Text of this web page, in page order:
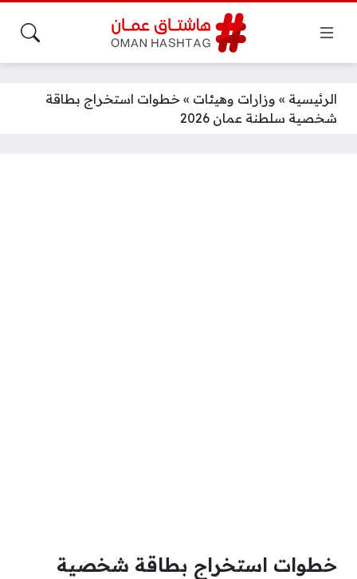
الرئيسية » وزارات وهيئات » خطوات استخراج بطاقة
شخصية سلطنة عمان 2026
خطوات استخراج بطاقة شخصية